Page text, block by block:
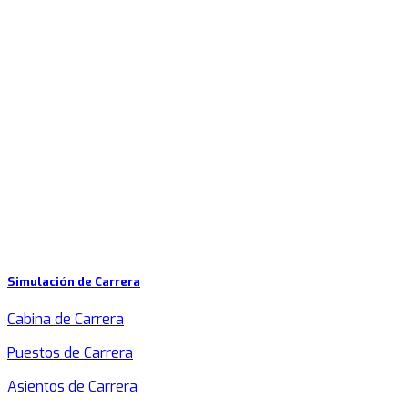
Simulación de Carrera
Cabina de Carrera
Puestos de Carrera
Asientos de Carrera